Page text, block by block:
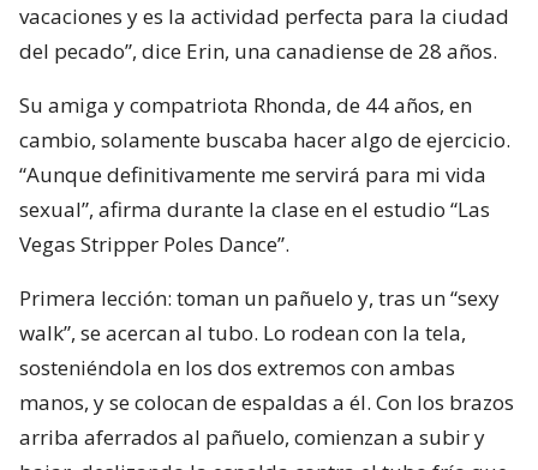
vacaciones y es la actividad perfecta para la ciudad
del pecado”, dice Erin, una canadiense de 28 años.
Su amiga y compatriota Rhonda, de 44 años, en
cambio, solamente buscaba hacer algo de ejercicio.
“Aunque definitivamente me servirá para mi vida
sexual”, afirma durante la clase en el estudio “Las
Vegas Stripper Poles Dance”.
Primera lección: toman un pañuelo y, tras un “sexy
walk”, se acercan al tubo. Lo rodean con la tela,
sosteniéndola en los dos extremos con ambas
manos, y se colocan de espaldas a él. Con los brazos
arriba aferrados al pañuelo, comienzan a subir y